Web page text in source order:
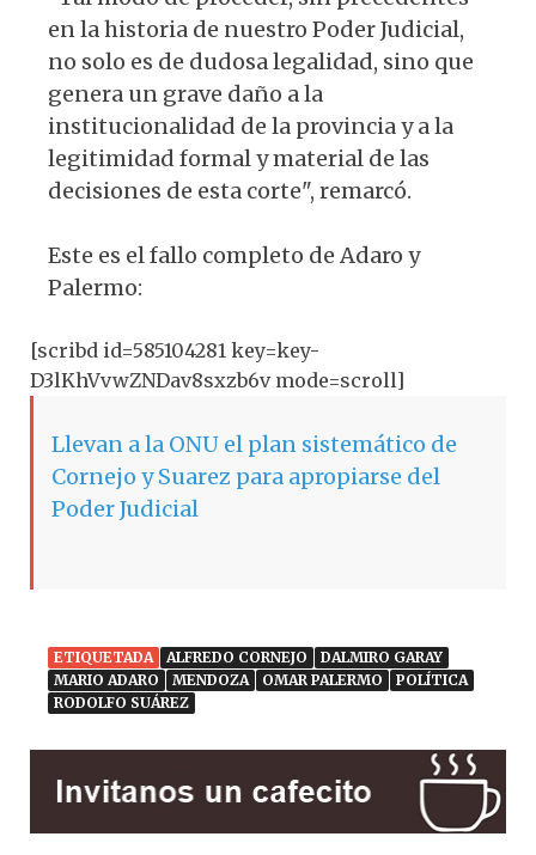
en la historia de nuestro Poder Judicial,
no solo es de dudosa legalidad, sino que
genera un grave daño a la
institucionalidad de la provincia y a la
legitimidad formal y material de las
decisiones de esta corte", remarcó.
Este es el fallo completo de Adaro y
Palermo:
[scribd id=585104281 key=key-
D3lKhVvwZNDav8sxzb6v mode=scroll]
Llevan a la ONU el plan sistemático de
Cornejo y Suarez para apropiarse del
Poder Judicial
ETIQUETADA ALFREDO CORNEJO
DALMIRO GARAY
MARIO ADARO
MENDOZA OMAR PALERMO
POLÍTICA
RODOLFO SUÁREZ